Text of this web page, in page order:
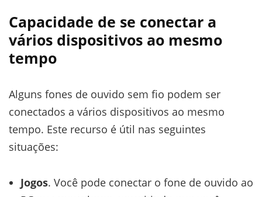
Capacidade de se conectar a
vários dispositivos ao mesmo
tempo
Alguns fones de ouvido sem fio podem ser
conectados a vários dispositivos ao mesmo
tempo. Este recurso é útil nas seguintes
situações:
Jogos. Você pode conectar o fone de ouvido ao